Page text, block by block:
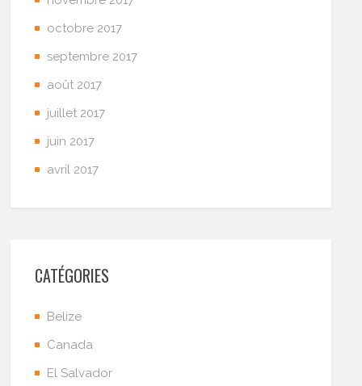
octobre 2017
septembre 2017
août 2017
juillet 2017
juin 2017
avril 2017
CATÉGORIES
Belize
Canada
El Salvador